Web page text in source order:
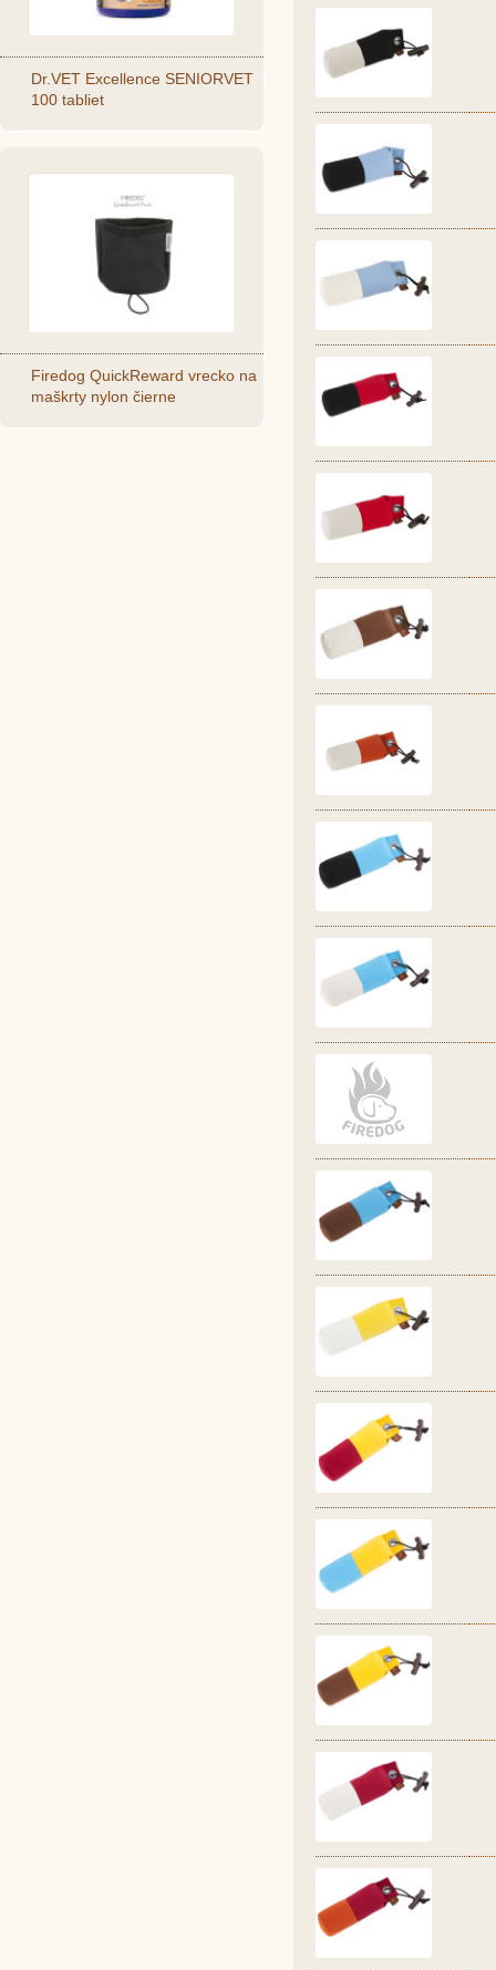
Dr.VET Excellence SENIORVET
100 tabliet
Firedog QuickReward vrecko na
maškrty nylon čierne